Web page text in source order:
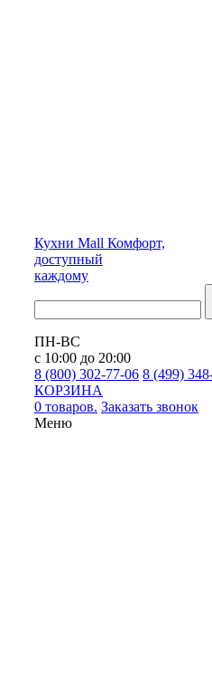
Кухни Mall Комфорт,
доступный
каждому
ПН-ВС
с 10:00 до 20:00
8 (800) 302-77-06 8 (499)
КОРЗИНА
0 товаров. Заказать звонок
Меню